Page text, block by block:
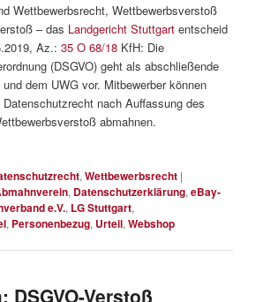
Wettbewerbsrecht, Wettbewerbsverstoß
– das Landgericht Stuttgart entscheid
Az.:35 O 68/18 KfH: Die
(DSGVO) geht als abschließende
und dem UWG vor. Mitbewerber können
nach Auffassung des
abmahnen.
,Wettbewerbsrecht |
, Datenschutzerklärung,eBay-
e.V., LG Stuttgart,
, Personenbezug, Urteil,Webshop
DSGVO-Verstoß